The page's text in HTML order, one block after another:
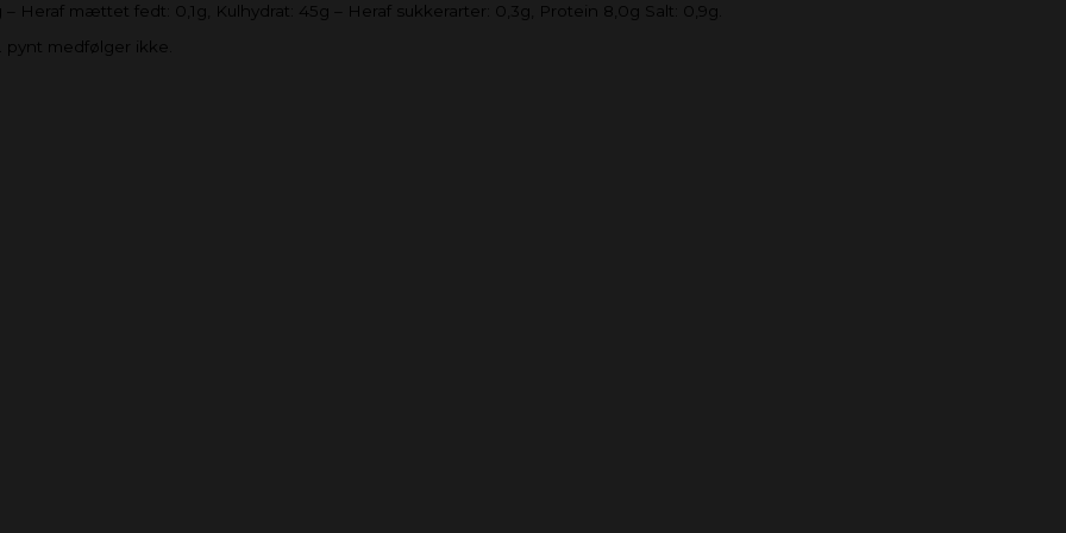
Heraf mættet fedt: 0,1g, Kulhydrat: 45g – Heraf sukkerarter: 0,3g, Protein 8,0g Salt: 0,9g.
medfølger ikke.